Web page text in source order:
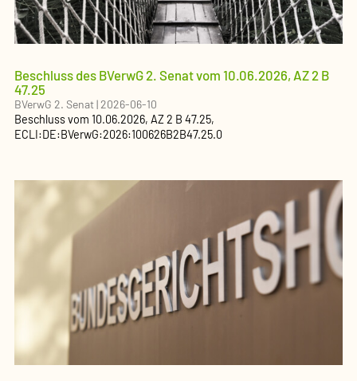
Beschluss des BVerwG 2. Senat vom 10.06.2026, AZ 2 B
47.25
BVerwG 2. Senat|2026-06-10
Beschlussvom 10.06.2026, AZ2 B 47.25,
ECLI:DE:BVerwG:2026:100626B2B47.25.0